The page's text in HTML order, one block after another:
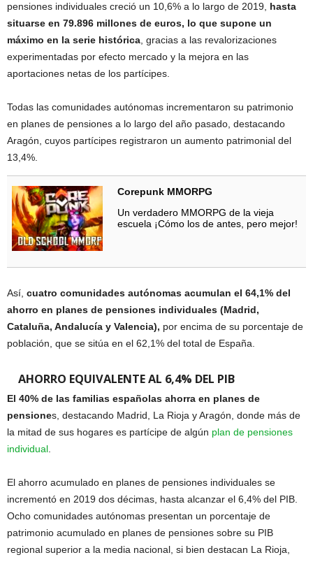
pensiones individuales creció un 10,6% a lo largo de 2019, hasta
situarse en 79.896 millones de euros, lo que supone un
máximo en la serie histórica, gracias a las revalorizaciones
experimentadas por efecto mercado y la mejora en las
aportaciones netas de los partícipes.
Todas las comunidades autónomas incrementaron su patrimonio
en planes de pensiones a lo largo del año pasado, destacando
Aragón, cuyos partícipes registraron un aumento patrimonial del
13,4%.
Corepunk MMORPG
Un verdadero MMORPG de la vieja
escuela ¡Cómo los de antes, pero mejor!
Así, cuatro comunidades autónomas acumulan el 64,1% del
ahorro en planes de pensiones individuales (Madrid,
Cataluña, Andalucía y Valencia), por encima de su porcentaje de
población, que se sitúa en el 62,1% del total de España.
AHORRO EQUIVALENTE AL 6,4% DEL PIB
El 40% de las familias españolas ahorra en planes de
pensiones, destacando Madrid, La Rioja y Aragón, donde más de
la mitad de sus hogares es partícipe de algún plan de pensiones
individual.
El ahorro acumulado en planes de pensiones individuales se
incrementó en 2019 dos décimas, hasta alcanzar el 6,4% del PIB.
Ocho comunidades autónomas presentan un porcentaje de
patrimonio acumulado en planes de pensiones sobre su PIB
regional superior a la media nacional, si bien destacan La Rioja,